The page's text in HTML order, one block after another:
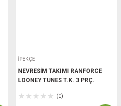
İPEKÇE
NEVRESİM TAKIMI RANFORCE
LOONEY TUNES T.K. 3 PRÇ.
(0)